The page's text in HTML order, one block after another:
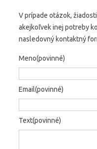
V prípade otázok,
akejkoľvek inej potreby
nasledovný kontaktný
Meno(povinné)
Email(povinné)
Text(povinné)